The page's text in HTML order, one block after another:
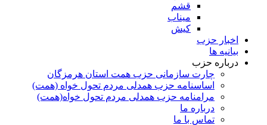
قشم
میناب
کیش
اخبار حزب
بیانیه ها
درباره حزب
چارت سازمانی حزب همت استان هرمزگان
اساسنامه حزب همدلی مردم تحول خواه (همت)
مرامنامه حزب همدلی مردم تحول خواه(همت)
درباره ما
تماس با ما